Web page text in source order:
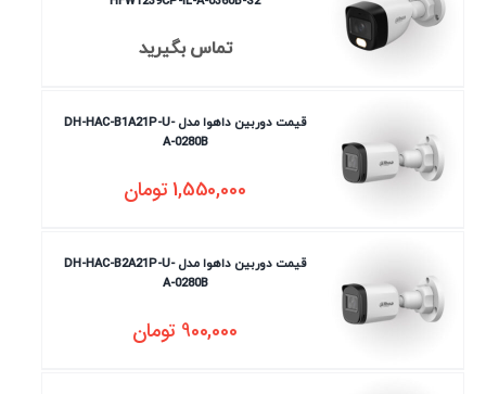
تماس بگیرید
قیمت دوربین داهوا مدل DH-HAC-B1A21P-U-
A-0280B
1,550,000تومان
قیمت دوربین داهوا مدل DH-HAC-B2A21P-U-
A-0280B
900,000 تومان